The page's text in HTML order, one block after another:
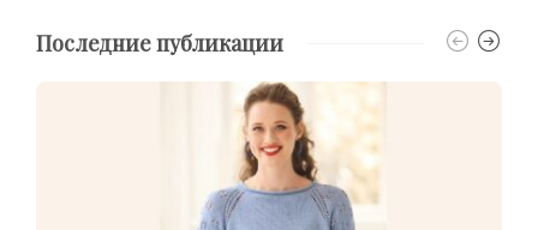
Последние публикации